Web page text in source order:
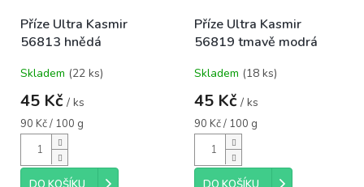
Příze Ultra Kasmir
56813 hnědá
Skladem (22 ks)
45 Kč / ks
Měrná
cena:
90 Kč / 100 g
Příze Ultra Kasmir
56819 tmavě modrá
Skladem (18 ks)
45 Kč / ks
Měrná
cena:
90 Kč / 100 g